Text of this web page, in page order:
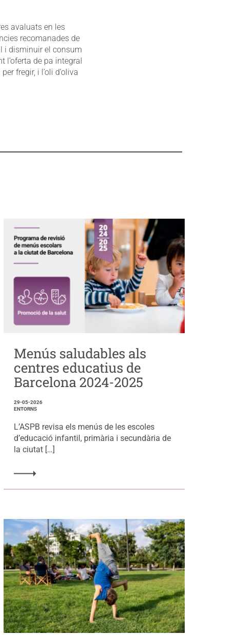
avaluats en les
recomanades de
i disminuir el consum
l’oferta de pa integral
fregir, i l’oli d’oliva
Menús saludables als
centres educatius de
Barcelona 2024-2025
29-05-2026
ENTORNS
L’ASPB revisa els menús de les escoles
d’educació infantil, primària i secundària de
la ciutat […]